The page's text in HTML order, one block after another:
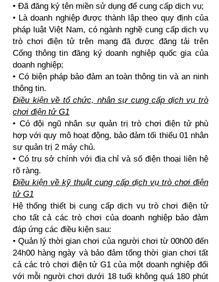
• Đã đăng ký tên miền sử dụng để cung cấp dịch vụ;
• Là doanh nghiệp được thành lập theo quy định của
pháp luật Việt Nam, có ngành nghề cung cấp dịch vụ
trò chơi điện tử trên mạng đã được đăng tải trên
Cổng thông tin đăng ký doanh nghiệp quốc gia của
doanh nghiệp;
• Có biện pháp bảo đảm an toàn thông tin và an ninh
thông tin.
Điều kiện về tổ chức, nhân sự cung cấp dịch vụ trò
chơi điện tử G1
• Có đội ngũ nhân sự quản trị trò chơi điện tử phù
hợp với quy mô hoạt động, bảo đảm tối thiểu 01 nhân
sự quản trị 2 máy chủ.
• Có trụ sở chính với địa chỉ và số điện thoại liên hệ
rõ ràng.
Điều kiện về kỹ thuật cung cấp dịch vụ trò chơi điện
tử G1
Hệ thống thiết bị cung cấp dịch vụ trò chơi điện tử
cho tất cả các trò chơi của doanh nghiệp bảo đảm
đáp ứng các điều kiện sau:
• Quản lý thời gian chơi của người chơi từ 00h00 đến
24h00 hàng ngày và bảo đảm tổng thời gian chơi tất
cả các trò chơi điện tử G1 của một doanh nghiệp đối
với mỗi người chơi dưới 18 tuổi không quá 180 phút